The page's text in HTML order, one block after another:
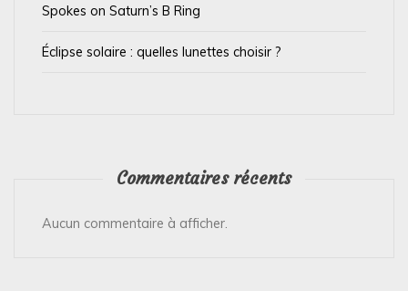
Spokes on Saturn’s B Ring
Éclipse solaire : quelles lunettes choisir ?
Commentaires récents
Aucun commentaire à afficher.